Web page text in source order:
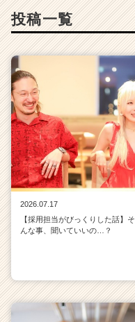
投稿一覧
2026.07.17
【採用担当がびっくりした話】そ
んな事、聞いていいの…？